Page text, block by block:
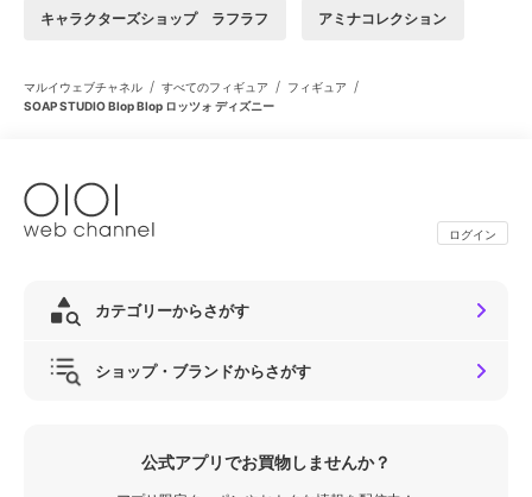
キャラクターズショップ ラフラフ アミナコレクション
マルイウェブチャネル / すべてのフィギュア / フィギュア /
SOAP STUDIO Blop Blop ロッツォ ディズニー
ログイン
カテゴリーからさがす
ショップ・ブランドからさがす
公式アプリでお買物しませんか？